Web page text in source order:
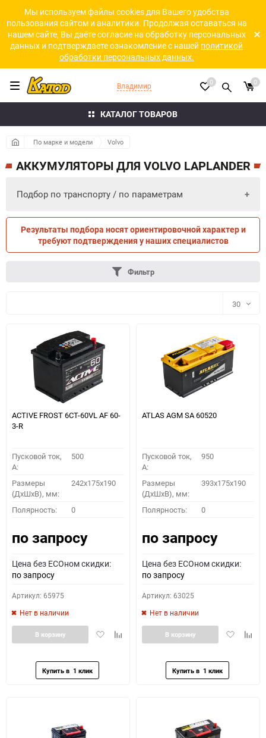
Мы используем файлы cookies для Вашего удобства
пользования сайтом и аналитики. Продолжая оставаться на
нашем сайте, Вы даёте согласие на обработку персональных
данных и подтверждаете ознакомление с нашей политикой
обработки персональных данных.
КАТАЛОГ ТОВАРОВ
Владимир 0 0
По марке и модели Volvo
АККУМУЛЯТОРЫ ДЛЯ VOLVO LAPLANDER
Подбор по транспорту / по параметрам
ПО ТРАНСПОРТУ ПО ПАРАМЕТРАМ
ПОДОБРАТЬ
Как определить полярность?
0 - обратная 1 - прямая 3 - обратная 4 - прямая
Результаты подбора носят ориентировочной характер и
требуют подтверждения у наших специалистов
Фильтр
30
30
60
ACTIVE FROST 6СТ-60VL АF 60-
3-R
Пусковой ток,
A:
500
Размеры
(ДхШхВ), мм:
242x175x190
Полярность: 0
по запросу
Цена без ECOном скидки:
по запросу
Артикул: 65975
Нет в наличии
ДобавитьДобавить
В корзину
ATLAS AGM SA 60520
Пусковой ток,
A:
950
Размеры
(ДхШхВ), мм:
393x175x190
Полярность: 0
по запросу
Цена без ECOном скидки:
по запросу
Артикул: 63025
Нет в наличии
Добавить
В корзину